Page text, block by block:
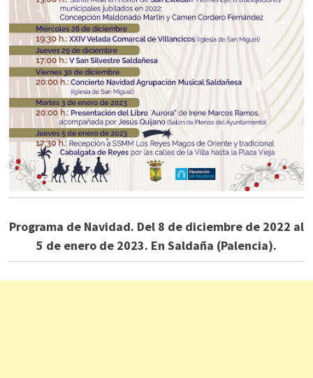
Programa de Navidad. Del 8 de diciembre de 2022 al
5 de enero de 2023. En Saldaña (Palencia).